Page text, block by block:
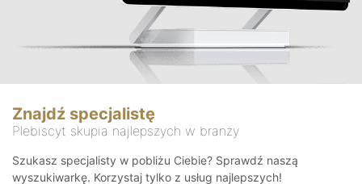
Znajdź specjalistę
Plebiscyt skupia najlepszych w branży
Szukasz specjalisty w pobliżu Ciebie? Sprawdź naszą
wyszukiwarkę. Korzystaj tylko z usług najlepszych!